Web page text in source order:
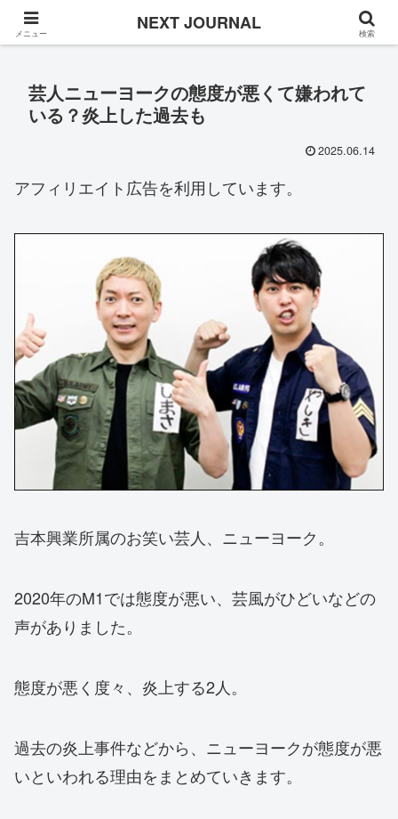
Once in a while
芸人ニューヨークの態度が悪くて嫌われて
いる？炎上した過去も
2025.06.14
アフィリエイト広告を利用しています。
吉本興業所属のお笑い芸人、ニューヨーク。
2020年のM1では態度が悪い、芸風がひどいなどの
声がありました。
態度が悪く度々、炎上する2人。
過去の炎上事件などから、ニューヨークが態度が悪
いといわれる理由をまとめていきます。
メニュー NEXT JOURNAL 検索